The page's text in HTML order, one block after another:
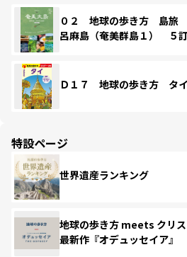
０２ 地球の歩き方 島
呂麻島（奄美群島１） ５
Ｄ１７ 地球の歩き方 タ
特設ページ
世界遺産ランキング
地球の歩き方 meets クリ
最新作『オデュッセイア』